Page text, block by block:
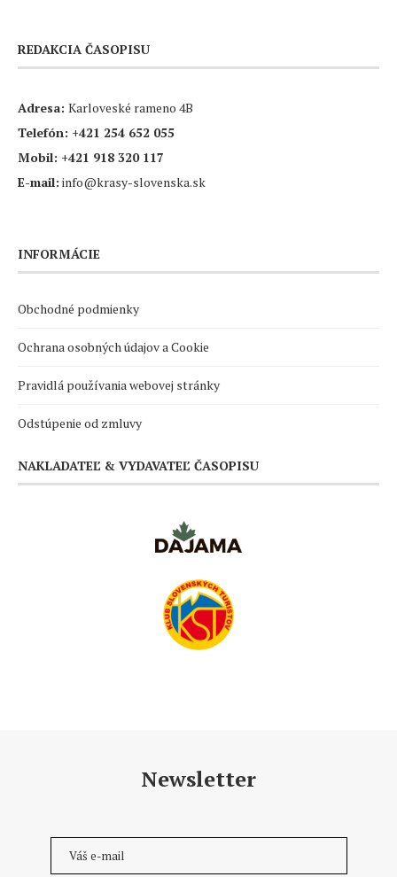
REDAKCIA ČASOPISU
Adresa: Karloveské rameno 4B
Telefón: +421 254 652 055
Mobil: +421 918 320 117
E-mail: info@krasy-slovenska.sk
INFORMÁCIE
Obchodné podmienky
Ochrana osobných údajov a Cookie
Pravidlá používania webovej stránky
Odstúpenie od zmluvy
NAKLADATEĽ & VYDAVATEĽ ČASOPISU
Newsletter